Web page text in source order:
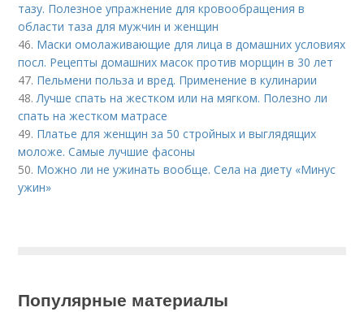
тазу. Полезное упражнение для кровообращения в
области таза для мужчин и женщин
46. Маски омолаживающие для лица в домашних условиях
посл. Рецепты домашних масок против морщин в 30 лет
47. Пельмени польза и вред. Применение в кулинарии
48.Лучше спать на жестком или на мягком. Полезно ли
спать на жестком матрасе
49. Платье для женщин за 50 стройных и выглядящих
моложе. Самые лучшие фасоны
50. Можно ли не ужинать вообще. Села на диету «Минус
ужин»
Популярные материалы